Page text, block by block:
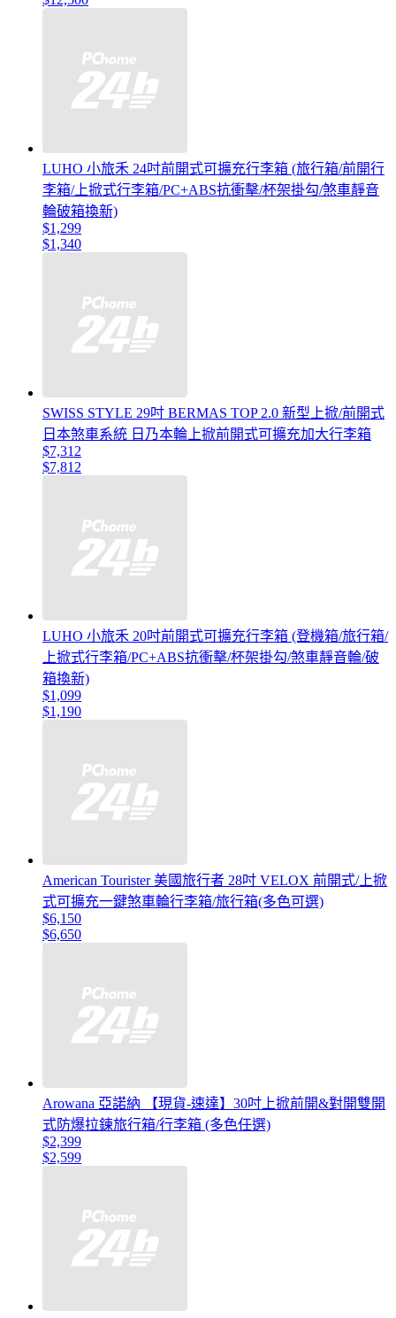
LUHO 小旅禾 24吋前開式可擴充行李箱 (旅行箱/前開行
李箱/上掀式行李箱/PC+ABS抗衝擊/杯架掛勾/煞車靜音
輪破箱換新)
$1,299
$1,340
SWISS STYLE 29吋 BERMAS TOP 2.0 新型上掀/前開式
日本煞車系統 日乃本輪上掀前開式可擴充加大行李箱
$7,312
$7,812
LUHO 小旅禾 20吋前開式可擴充行李箱 (登機箱/旅行箱/
上掀式行李箱/PC+ABS抗衝擊/杯架掛勾/煞車靜音輪/破
箱換新)
$1,099
$1,190
American Tourister 美國旅行者 28吋 VELOX 前開式/上掀
式可擴充一鍵煞車輪行李箱/旅行箱(多色可選)
$6,150
$6,650
Arowana 亞諾納 【現貨-速達】30吋上掀前開&對開雙開
式防爆拉鍊旅行箱/行李箱 (多色任選)
$2,399
$2,599